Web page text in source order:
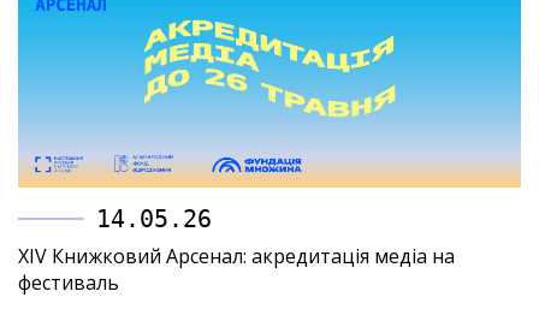
14.05.26
XIV Книжковий Арсенал: акредитація медіа на
фестиваль